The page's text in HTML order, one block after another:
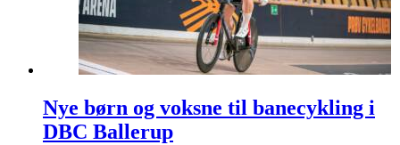
Nye børn og voksne til banecykling i
DBC Ballerup